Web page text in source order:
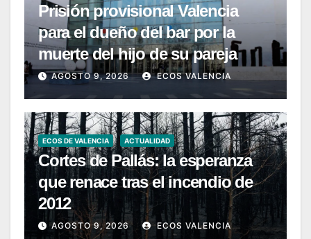
Prisión provisional Valencia
para el dueño del bar por la
muerte del hijo de su pareja
AGOSTO 9, 2026 ECOS VALENCIA
ECOS DE VALENCIA ACTUALIDAD
Cortes de Pallás: la esperanza
que renace tras el incendio de
2012
AGOSTO 9, 2026 ECOS VALENCIA